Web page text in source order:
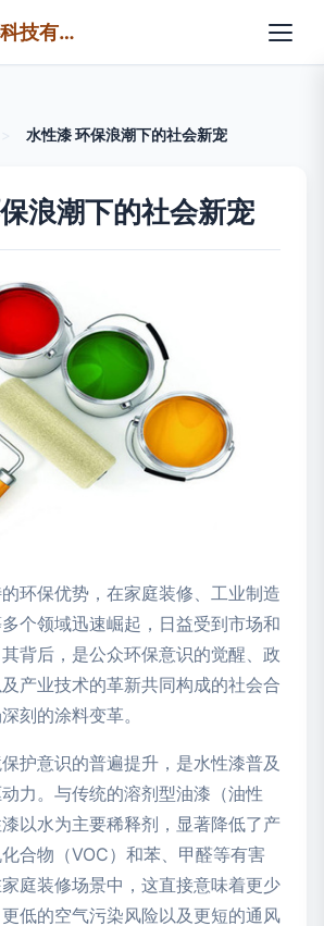
上海鉴亿新材料科技有限公司
水性漆 环保浪潮下的社会新宠
浪潮下的社会新宠
环保优势，在家庭装修、工业制造
个领域迅速崛起，日益受到市场和
背后，是公众环保意识的觉醒、政
产业技术的革新共同构成的社会合
刻的涂料变革。
护意识的普遍提升，是水性漆普及
力。与传统的溶剂型油漆（油性
以水为主要稀释剂，显著降低了产
合物（VOC）和苯、甲醛等有害
庭装修场景中，这直接意味着更少
低的空气污染风险以及更短的通风